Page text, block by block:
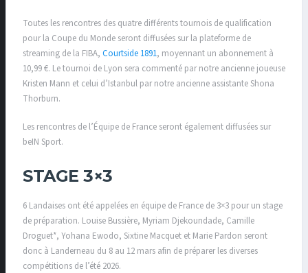
Toutes les rencontres des quatre différents tournois de qualification
pour la Coupe du Monde seront diffusées sur la plateforme de
streaming de la FIBA, Courtside 1891, moyennant un abonnement à
10,99 €. Le tournoi de Lyon sera commenté par notre ancienne joueuse
Kristen Mann et celui d’Istanbul par notre ancienne assistante Shona
Thorburn.
Les rencontres de l’Équipe de France seront également diffusées sur
beIN Sport.
STAGE 3×3
6 Landaises ont été appelées en équipe de France de 3×3 pour un stage
de préparation. Louise Bussière, Myriam Djekoundade, Camille
Droguet*, Yohana Ewodo, Sixtine Macquet et Marie Pardon seront
donc à Landerneau du 8 au 12 mars afin de préparer les diverses
compétitions de l’été 2026.